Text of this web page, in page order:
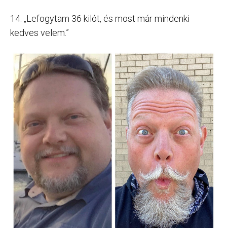
14. „Lefogytam 36 kilót, és most már mindenki
kedves velem.”